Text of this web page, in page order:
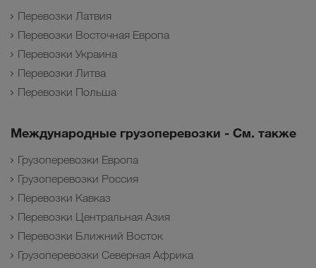
Перевозки Латвия
Перевозки Восточная Европа
Перевозки Украина
Перевозки Литва
Перевозки Польша
Международные грузоперевозки - См. также
Грузоперевозки Европа
Грузоперевозки Россия
Перевозки Кавказ
Перевозки Центральная Азия
Перевозки Ближний Восток
Грузоперевозки Северная Африка